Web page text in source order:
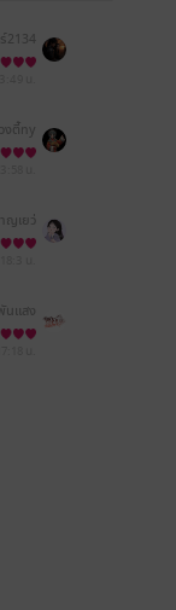
2134
งตี้ny
ญเยว่
นแสง